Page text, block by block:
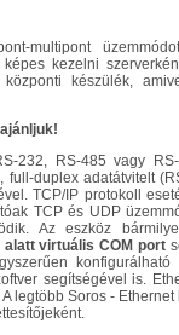
multipont
kezelni
készülék,
232, RS-485 vagy
full-duplex adatátvitelt
TCP/IP protokoll
TCP és UDP
Az eszköz
alatt virtuális COM port
konfigurálható
segítségével is.
legtöbb Soros -